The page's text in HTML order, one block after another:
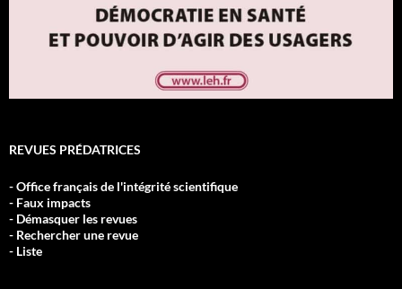
REVUES PRÉDATRICES
- Office français de l'intégrité scientifique
- Faux impacts
- Démasquer les revues
- Rechercher une revue
- Liste